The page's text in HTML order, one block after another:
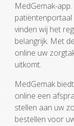
MedGemak-
patiëntenportaal
vinden wij het
belangrijk. Met
online uw
uitkomt.
MedGemak
online een
stellen aan uw
bestellen voor